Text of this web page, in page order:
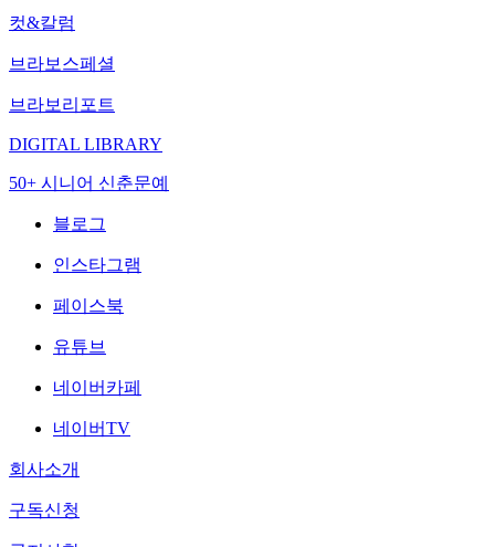
컷&칼럼
브라보스페셜
브라보리포트
DIGITAL LIBRARY
50+ 시니어 신춘문예
블로그
인스타그램
페이스북
유튜브
네이버카페
네이버TV
회사소개
구독신청